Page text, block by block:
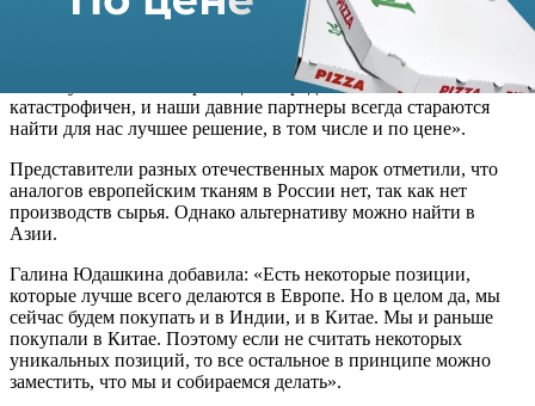
Игорь Чапурин, дизайнер, отметил: «Недавно мы вернулись с
крупнейшей мировой выставки ткани Premiere Vision в
Париже, где отбирали материалы для коллекций сезона весна–
лето – 2024. Конечно, инфляции подвержены все отрасли,
поэтому мы заметили рост цен в среднем на 8–10%. Он не
катастрофичен, и наши давние партнеры всегда стараются
найти для нас лучшее решение, в том числе и по цене».
Представители разных отечественных марок отметили, что
аналогов европейским тканям в России нет, так как нет
производств сырья. Однако альтернативу можно найти в
Азии.
Галина Юдашкина добавила: «Есть некоторые позиции,
которые лучше всего делаются в Европе. Но в целом да, мы
сейчас будем покупать и в Индии, и в Китае. Мы и раньше
покупали в Китае. Поэтому если не считать некоторых
уникальных позиций, то все остальное в принципе можно
заместить, что мы и собираемся делать».